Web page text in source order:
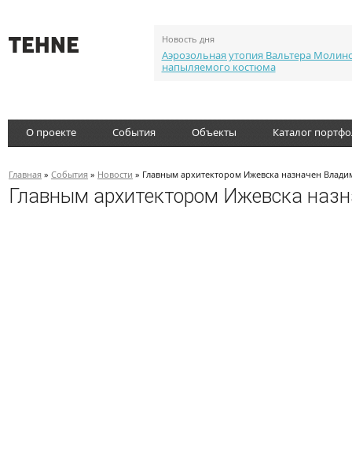
Новость дня
Аэрозольная утопия Вальтера
напыляемого костюма
О проекте События Объекты Каталог
Главная » События » Новости » Главным архитектором Ижевска назначен
Главным архитектором Ижевска